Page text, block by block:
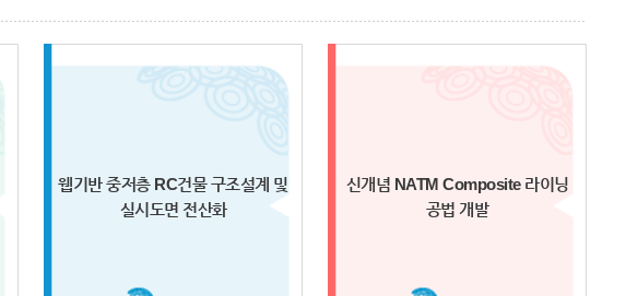
웹기반 중저층 RC건물 구조설계 및
실시도면 전산화
신개념 NATM Composite 라이닝
공법 개발